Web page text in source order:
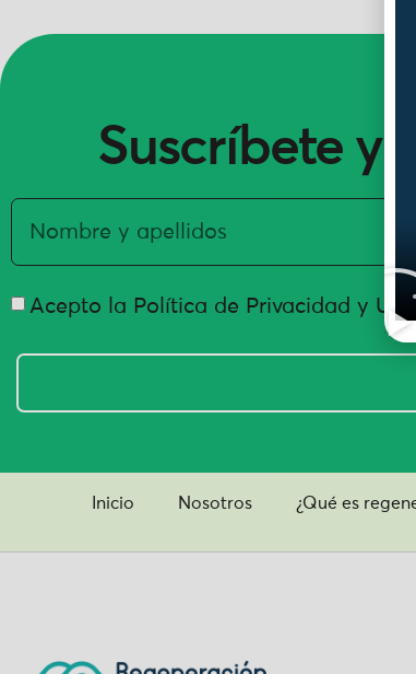
Suscríbete y
Acepto la Política de Privacidad y
Inicio Nosotros ¿Qué es